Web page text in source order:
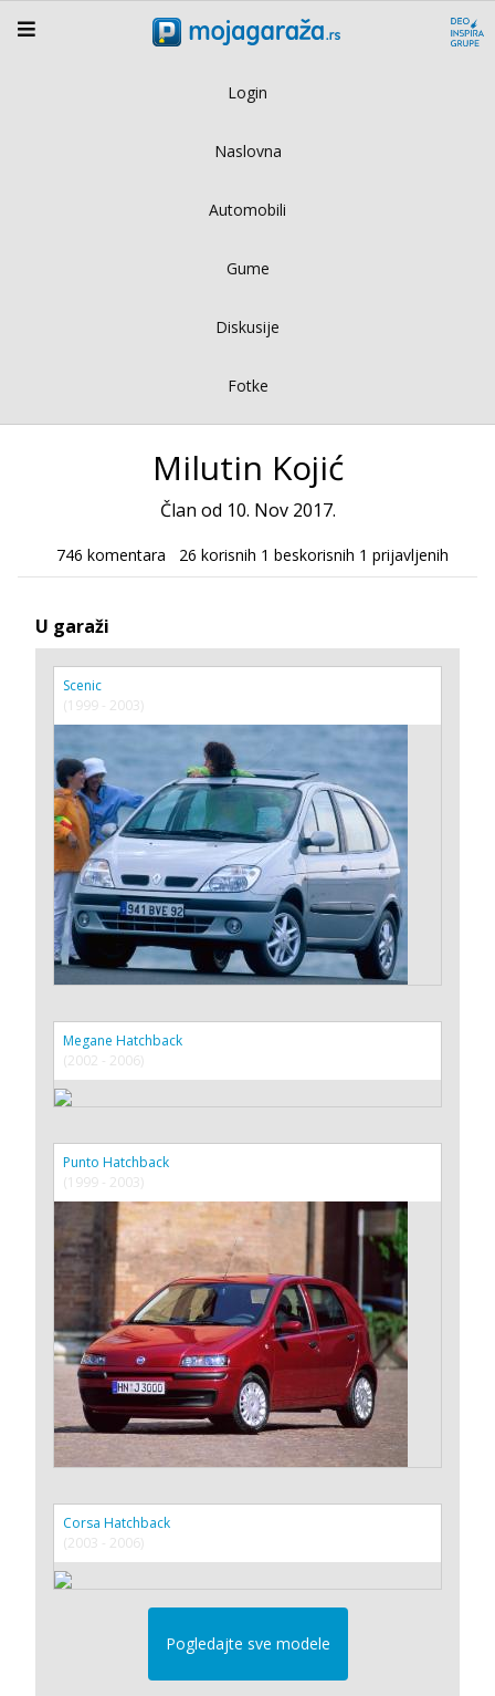
Login
Naslovna
Automobili
Gume
Diskusije
Fotke
Milutin Kojić
Član od 10. Nov 2017.
746 komentara 26 korisnih 1 beskorisnih 1 prijavljenih
U garaži
Scenic
(1999 - 2003)
Megane Hatchback
(2002 - 2006)
Punto Hatchback
(1999 - 2003)
Corsa Hatchback
(2003 - 2006)
Pogledajte sve modele